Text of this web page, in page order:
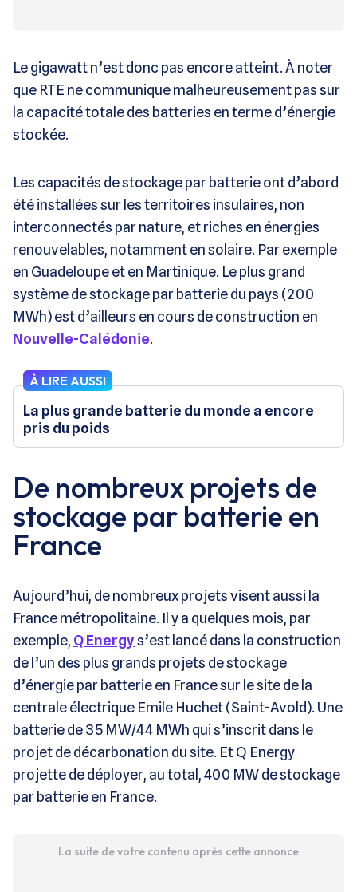
Le gigawatt n’est donc pas encore atteint. À noter
que RTE ne communique malheureusement pas sur
la capacité totale des batteries en terme d’énergie
stockée.
Les capacités de stockage par batterie ont d’abord
été installées sur les territoires insulaires, non
interconnectés par nature, et riches en énergies
renouvelables, notamment en solaire. Par exemple
en Guadeloupe et en Martinique. Le plus grand
système de stockage par batterie du pays (200
MWh) est d’ailleurs en cours de construction en
Nouvelle-Calédonie.
À LIRE AUSSI
La plus grande batterie du monde a encore
pris du poids
De nombreux projets de
stockage par batterie en
France
Aujourd’hui, de nombreux projets visent aussi la
France métropolitaine. Il y a quelques mois, par
exemple, Q Energys’est lancé dans la construction
de l’un des plus grands projets de stockage
d’énergie par batterie en France sur le site de la
centrale électrique Emile Huchet (Saint-Avold). Une
batterie de 35 MW/44 MWh qui s’inscrit dans le
projet de décarbonation du site. Et Q Energy
projette de déployer, au total, 400 MW de stockage
par batterie en France.
La suite de votre contenu après cette annonce